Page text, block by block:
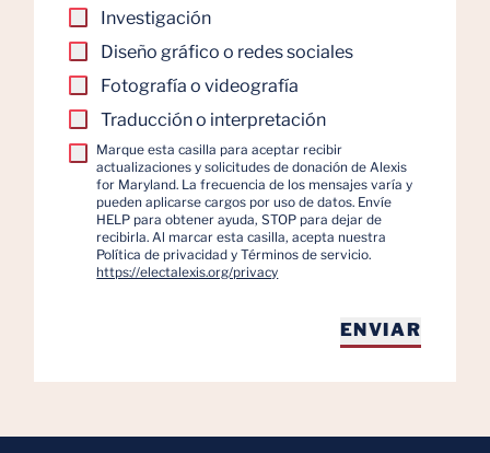
Investigación
Diseño gráfico o redes sociales
Fotografía o videografía
Traducción o interpretación
Marque esta casilla para aceptar recibir
actualizaciones y solicitudes de donación de Alexis
for Maryland. La frecuencia de los mensajes varía y
pueden aplicarse cargos por uso de datos. Envíe
HELP para obtener ayuda, STOP para dejar de
recibirla. Al marcar esta casilla, acepta nuestra
Política de privacidad y Términos de servicio.
https://electalexis.org/privacy
ENVIAR